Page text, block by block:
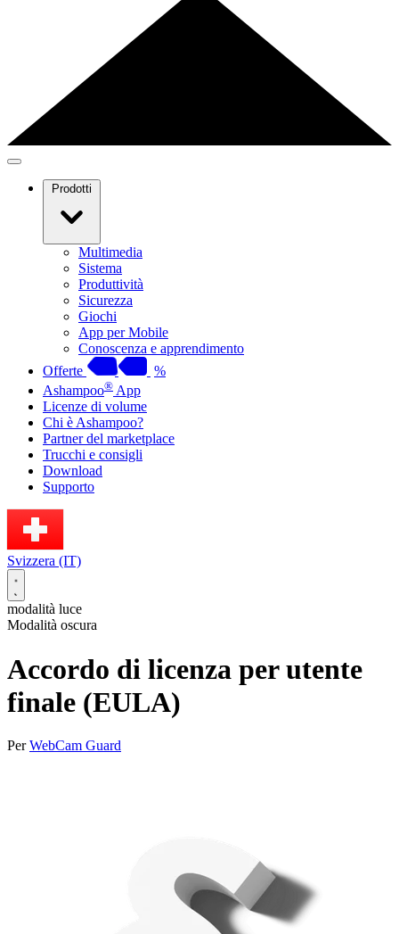
Prodotti
Multimedia
Sistema
Produttività
Sicurezza
Giochi
App per Mobile
Conoscenza e apprendimento
Offerte
%
Ashampoo® App
Licenze di volume
Chi è Ashampoo?
Partner del marketplace
Trucchi e consigli
Download
Supporto
Svizzera (IT)
modalità luce
Modalità oscura
Accordo di licenza per utente
finale (EULA)
PerWebCam Guard